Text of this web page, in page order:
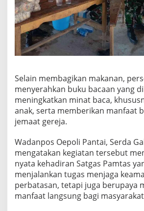
‎Selain membagikan makanan,
menyerahkan buku bacaan yang
meningkatkan minat baca,
anak, serta memberikan manfaat
jemaat gereja.
‎Wadanpos Oepoli Pantai, Serda
mengatakan kegiatan tersebut
nyata kehadiran Satgas Pamtas
menjalankan tugas menjaga
perbatasan, tetapi juga berupaya
manfaat langsung bagi